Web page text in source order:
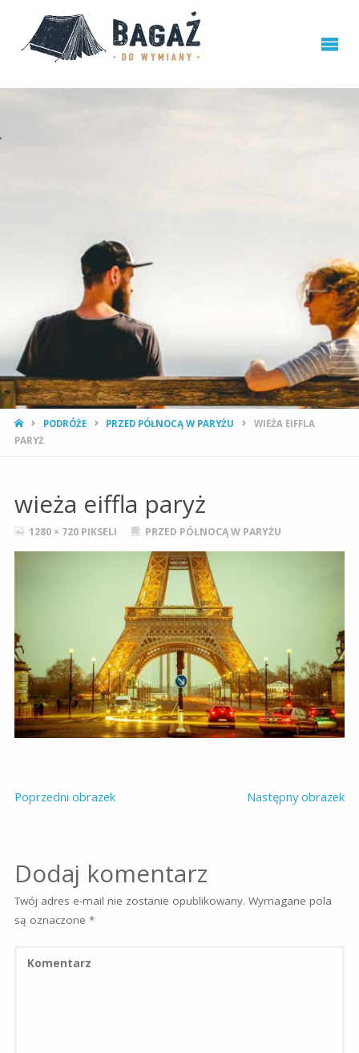
STRONA
GŁÓWNA
PODRÓŻE PRZED PÓŁNOCĄ W PARYŻU
WIEŻA EIFFLA
PARYŻ
wieża eiffla paryż
PEŁNY
ROZMIAR
1280 × 720 PIKSELI PRZED PÓŁNOCĄ W PARYŻU
Poprzedni obrazek Następny obrazek
Dodaj komentarz
Twój adres e-mail nie zostanie opublikowany. Wymagane pola
są oznaczone *